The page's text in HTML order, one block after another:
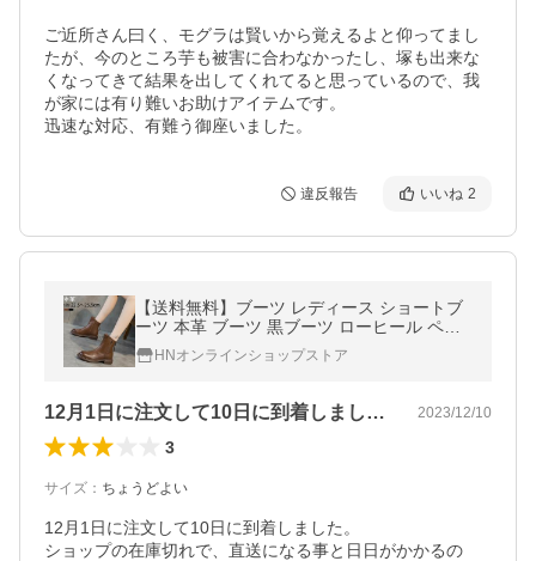
ご近所さん曰く、モグラは賢いから覚えるよと仰ってまし
たが、今のところ芋も被害に合わなかったし、塚も出来な
くなってきて結果を出してくれてると思っているので、我
が家には有り難いお助けアイテムです。
迅速な対応、有難う御座いました。
違反報告 いいね 2
【送料無料】ブーツ レディース ショートブ
ーツ 本革 ブーツ 黒ブーツ ローヒール ペタ
ンコ靴 厚底 ヒール3.5cm 美脚 秋 冬 柔らか
軽量HNオンラインショップストア
12月1日に注文して10日に到着しまし… 2023/12/10
3
サイズ ： ちょうどよい
12月1日に注文して10日に到着しました。
ショップの在庫切れで、直送になる事と日日がかかるの